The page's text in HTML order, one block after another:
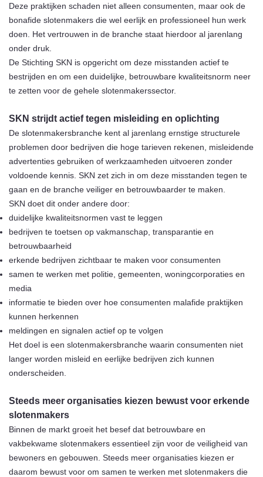
Deze praktijken schaden niet alleen consumenten, maar ook de
bonafide slotenmakers die wel eerlijk en professioneel hun werk
doen. Het vertrouwen in de branche staat hierdoor al jarenlang
onder druk.
De Stichting SKN is opgericht om deze misstanden actief te
bestrijden en om een duidelijke, betrouwbare kwaliteitsnorm neer
te zetten voor de gehele slotenmakerssector.
SKN strijdt actief tegen misleiding en oplichting
De slotenmakersbranche kent al jarenlang ernstige structurele
problemen door bedrijven die hoge tarieven rekenen, misleidende
advertenties gebruiken of werkzaamheden uitvoeren zonder
voldoende kennis. SKN zet zich in om deze misstanden tegen te
gaan en de branche veiliger en betrouwbaarder te maken.
SKN doet dit onder andere door:
duidelijke kwaliteitsnormen vast te leggen
bedrijven te toetsen op vakmanschap, transparantie en
betrouwbaarheid
erkende bedrijven zichtbaar te maken voor consumenten
samen te werken met politie, gemeenten, woningcorporaties en
media
informatie te bieden over hoe consumenten malafide praktijken
kunnen herkennen
meldingen en signalen actief op te volgen
Het doel is een slotenmakersbranche waarin consumenten niet
langer worden misleid en eerlijke bedrijven zich kunnen
onderscheiden.
Steeds meer organisaties kiezen bewust voor erkende
slotenmakers
Binnen de markt groeit het besef dat betrouwbare en
vakbekwame slotenmakers essentieel zijn voor de veiligheid van
bewoners en gebouwen. Steeds meer organisaties kiezen er
daarom bewust voor om samen te werken met slotenmakers die